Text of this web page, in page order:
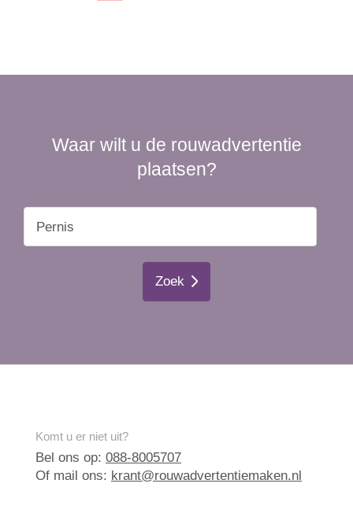
Waar wilt u de rouwadvertentie
plaatsen?
Zoek
Komt u er niet uit?
Bel ons op: 088-8005707
Of mail ons: krant@rouwadvertentiemaken.nl